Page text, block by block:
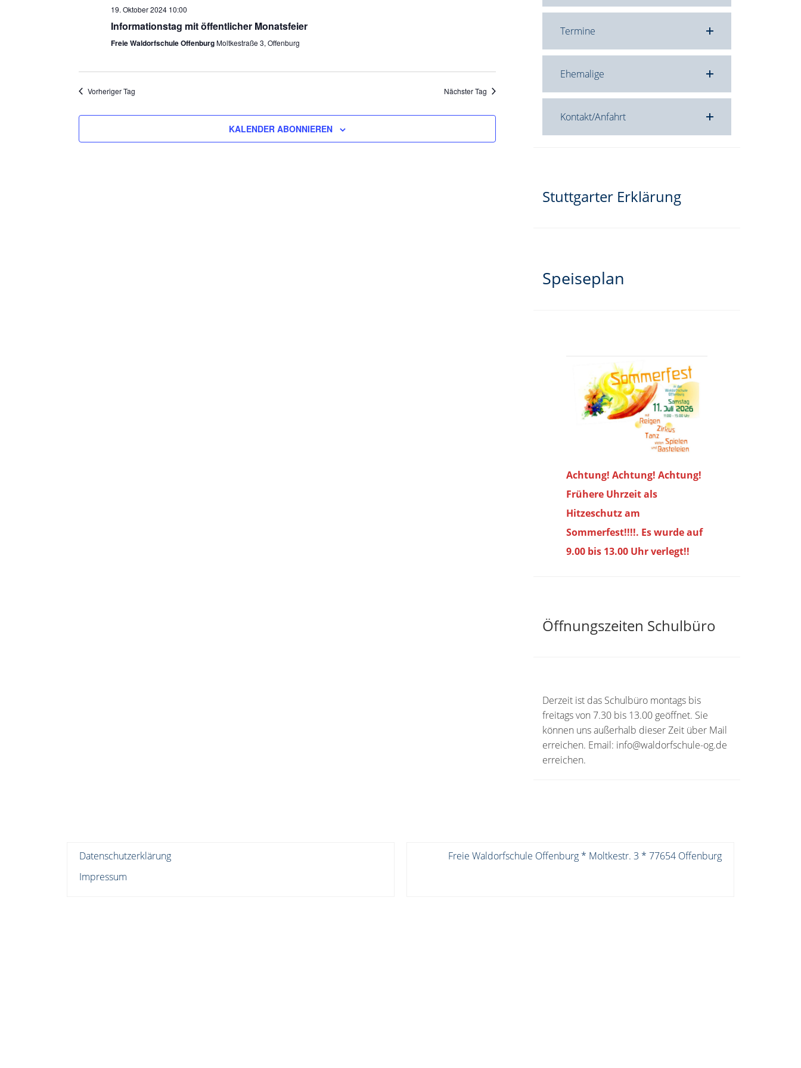
19. Oktober 2024 10:00
Informationstag mit öffentlicher Monatsfeier
Freie Waldorfschule OffenburgMoltkestraße 3, Offenburg
Vorheriger Tag Nächster Tag
KALENDER ABONNIEREN
Termine
Ehemalige
Kontakt/Anfahrt
Stuttgarter Erklärung
Speiseplan
Achtung! Achtung! Achtung!
Frühere Uhrzeit als
Hitzeschutz am
Sommerfest!!!!. Es wurde auf
9.00 bis 13.00 Uhr verlegt!!
Öffnungszeiten Schulbüro
Derzeit ist das Schulbüro montags bis
freitags von 7.30 bis 13.00 geöffnet. Sie
können uns außerhalb dieser Zeit über Mail
erreichen. Email: info@waldorfschule-og.de
erreichen.
Datenschutzerklärung
Impressum
Freie Waldorfschule Offenburg * Moltkestr. 3 * 77654 Offenburg